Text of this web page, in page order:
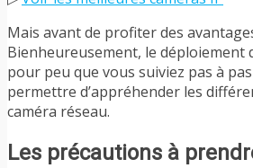
Mais avant de profiter des
Bienheureusement, le déploiement
pour peu que vous suiviez pas à
permettre d’appréhender les
caméra réseau.
Les précautions à